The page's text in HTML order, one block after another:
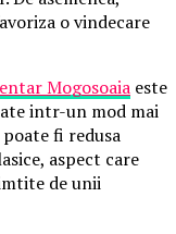
o vindecare
Mogosoaia este
intr-un mod mai
fi redusa
aspect care
de unii